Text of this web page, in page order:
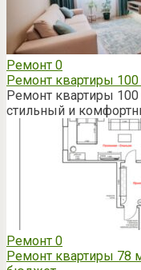
Ремонт 0
Ремонт квартиры
Ремонт квартиры 100
стильный и
Ремонт 0
Ремонт квартиры 78